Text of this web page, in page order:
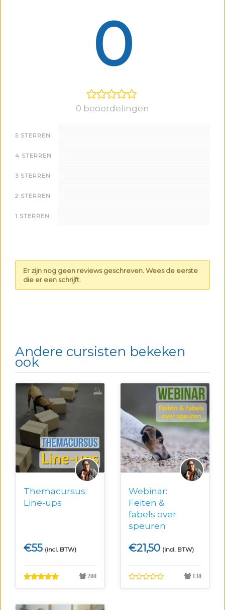
0
0 beoordelingen
5 STERREN
4 STERREN
3 STERREN
2 STERREN
1 STERREN
Er zijn nog geen reviews geschreven. Wees de eerste
die er een schrijft.
Andere cursisten bekeken
ook
Themacursus:
Line-ups
€55 (incl. BTW)
200
Webinar:
Feiten &
fabels over
speuren
€21,50 (incl. BTW)
138